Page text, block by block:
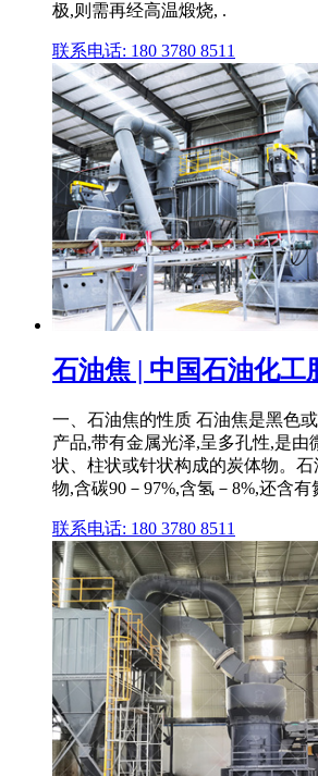
极,则需再经高温煅烧, .
联系电话: 180 3780 8511
石油焦 | 中国石油化工
一、石油焦的性质 石油焦是黑色
产品,带有金属光泽,呈多孔性,是由
状、柱状或针状构成的炭体物。
物,含碳90－97%,含氢－8%,还含
联系电话: 180 3780 8511